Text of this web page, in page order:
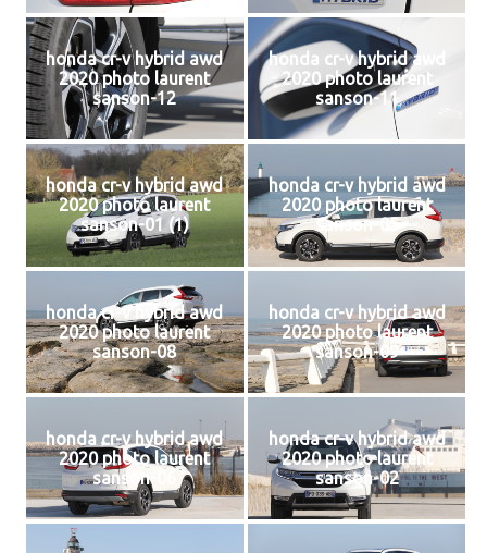
honda cr-v hybrid awd
2020 photo laurent
sanson-12
honda cr-v hybrid awd
2020 photo laurent
sanson-11
honda cr-v hybrid awd
2020 photo laurent
sanson-01 (1)
honda cr-v hybrid awd
2020 photo laurent
sanson-05
honda cr-v hybrid awd
2020 photo laurent
sanson-08
honda cr-v hybrid awd
2020 photo laurent
sanson-09
honda cr-v hybrid awd
2020 photo laurent
sanson-06
honda cr-v hybrid awd
2020 photo laurent
sanson-02